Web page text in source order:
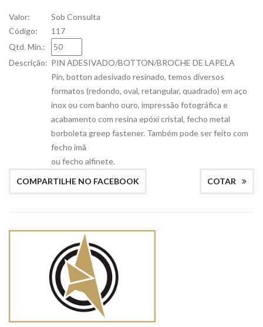
Valor:
Sob Consulta
Código:
117
Qtd. Min.:
Descrição: PIN ADESIVADO/BOTTON/BROCHE DE LAPELA
Pin, botton adesivado resinado, temos diversos
formatos (redondo, oval, retangular, quadrado) em aço
inox ou com banho ouro, impressão fotográfica e
acabamento com resina epóxi cristal, fecho metal
borboleta greep fastener. Também pode ser feito com
fecho imã
ou fecho alfinete.
COTAR
COMPARTILHE NO FACEBOOK